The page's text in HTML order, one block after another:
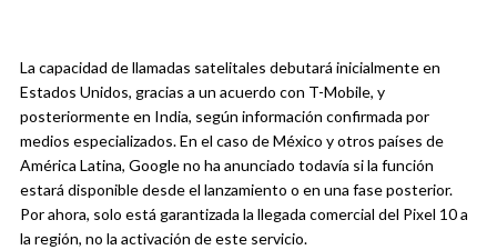
La capacidad de llamadas satelitales debutará inicialmente en
Estados Unidos, gracias a un acuerdo con T-Mobile, y
posteriormente en India, según información confirmada por
medios especializados. En el caso de México y otros países de
América Latina, Google no ha anunciado todavía si la función
estará disponible desde el lanzamiento o en una fase posterior.
Por ahora, solo está garantizada la llegada comercial del Pixel 10 a
la región, no la activación de este servicio.